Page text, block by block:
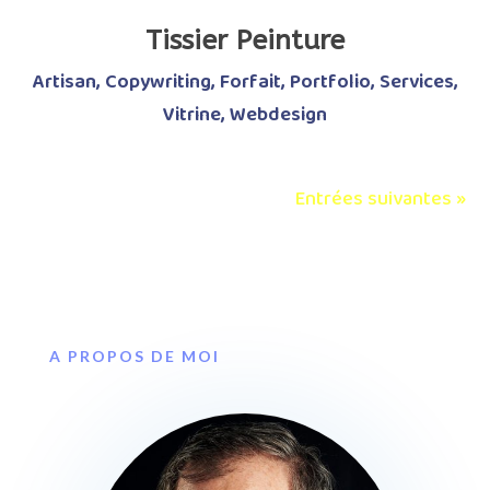
Tissier Peinture
Artisan, Copywriting, Forfait, Portfolio, Services,
Vitrine,Webdesign
Entrées suivantes »
A PROPOS DE MOI